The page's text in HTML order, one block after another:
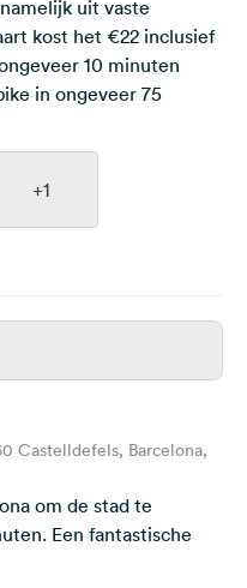
uit vaste
kost het €22 inclusief
10 minuten
in ongeveer 75
+1
Castelldefels, Barcelona,
om de stad te
Een fantastische